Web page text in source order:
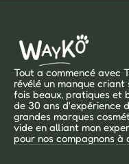
Tout a commencé avec
révélé un manque
fois beaux, pratiques et
de 30 ans d'expérience
grandes marques
vide en alliant mon
pour nos compagnons à